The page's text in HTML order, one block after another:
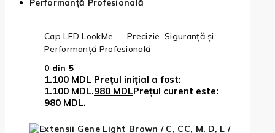
Cap LED LookMe — Precizie, Siguranță și
Performanță Profesională
0 din 5
1.100MDL Prețul inițial a fost:
1.100 MDL.980 MDLPrețul curent este:
980 MDL.